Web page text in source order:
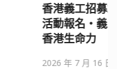
工招募2026｜親子義
報名・義工服務推薦 —
7 月 16 日